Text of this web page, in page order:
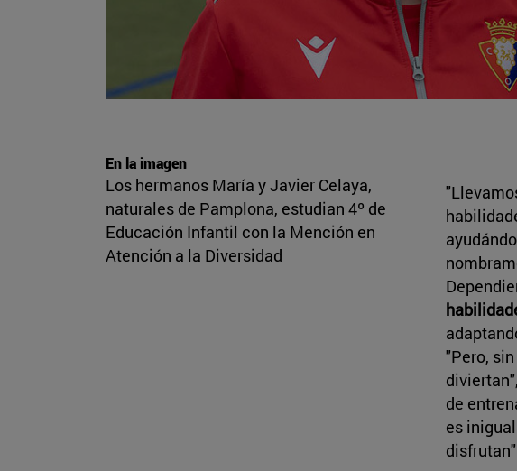
En la imagen
Los hermanos María y Javier Celaya,
naturales de Pamplona, estudian 4º de
Educación Infantil con la Mención en
Atención a la Diversidad
"Pero,
de
es